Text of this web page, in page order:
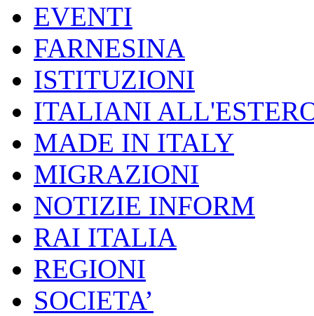
EVENTI
FARNESINA
ISTITUZIONI
ITALIANI
MADE IN ITALY
MIGRAZIONI
NOTIZIE INFORM
RAI ITALIA
REGIONI
SOCIETA’